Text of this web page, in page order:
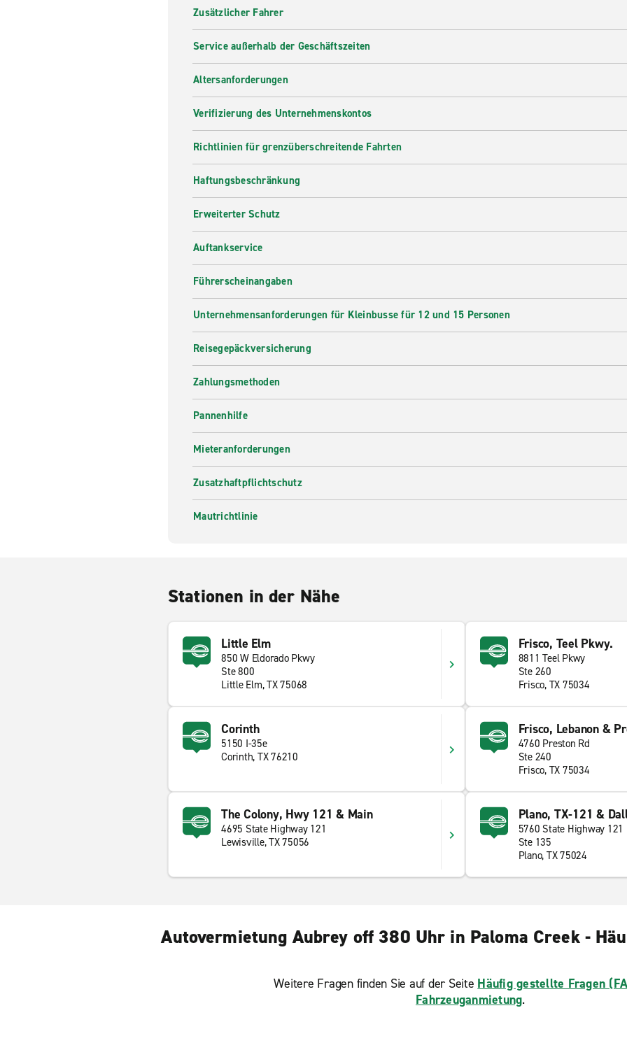
Zusätzlicher Fahrer
Service außerhalb der Geschäftszeiten
Altersanforderungen
Verifizierung des Unternehmenskontos
Richtlinien für grenzüberschreitende Fahrten
Haftungsbeschränkung
Erweiterter Schutz
Auftankservice
Führerscheinangaben
Unternehmensanforderungen für Kleinbusse für 12 und 15 Personen
Reisegepäckversicherung
Zahlungsmethoden
Pannenhilfe
Mieteranforderungen
Zusatzhaftpflichtschutz
Mautrichtlinie
Stationen in der Nähe
Little Elm
850 W Eldorado Pkwy
Ste 800
Little Elm, TX 75068
Frisco, Teel Pkwy.
8811 Teel Pkwy
Ste 260
Frisco, TX 75034
Corinth
5150 I-35e
Corinth, TX 76210
Frisco, Lebanon &
4760 Preston Rd
Ste 240
Frisco, TX 75034
The Colony, Hwy 121 & Main
4695 State Highway 121
Lewisville, TX 75056
Plano, TX-121 &
5760 State Highway 121
Ste 135
Plano, TX 75024
Autovermietung Aubrey off 380 Uhr in Paloma Creek -
Weitere Fragen finden Sie auf der Seite Häufig gestellte Fragen
Fahrzeuganmietung.